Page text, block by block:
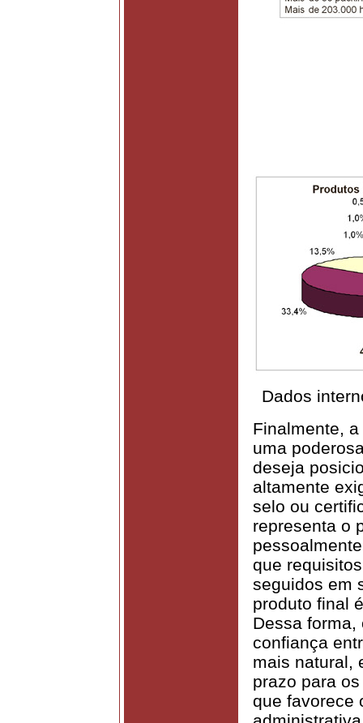
Dados
Finalmente,
uma
deseja
altamente
selo ou
representa o
que
seguidos em
produto final
Dessa
confiança
mais natural,
prazo para
que favorece